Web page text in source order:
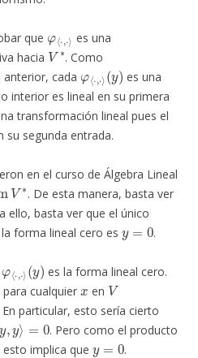
que
es una
hacia
V∗
. Como
cada
φ⟨⋅, ⟩
(y)
es una
interior es lineal en su primera
transformación lineal pues el
su segunda entrada.
en el curso de Álgebra Lineal
V∗
. De esta manera, basta ver
ello, basta ver que el único
forma lineal cero es
y=0
.
⟩
es la forma lineal cero.
cualquier
x
en
V
En particular, esto sería cierto
y,y ⟩=0
. Pero como el producto
implica que
y=0
.